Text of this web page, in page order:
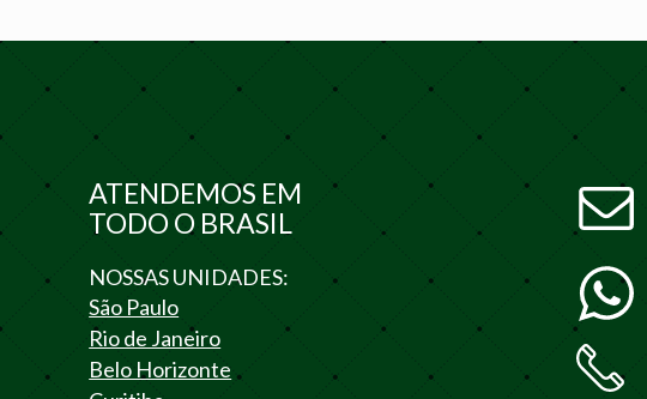
ATENDEMOS EM
TODO O BRASIL
NOSSAS UNIDADES:
São Paulo
Rio de Janeiro
Belo Horizonte